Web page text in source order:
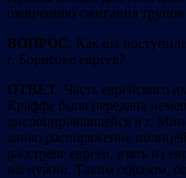
окончанию сжигания
ВОПРОС. Как вы
г. Борисове евреев?
ОТВЕТ. Часть еврейского
Краффе была передана
дислоцировавшейся в г.
мною распоряжение
расстреле евреев, взять из
им нужно. Таким образом,